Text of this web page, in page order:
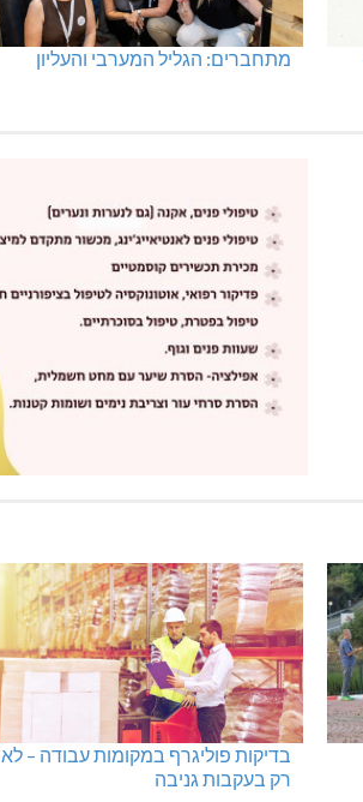
מתחברים: הגליל המערבי והעליון
בדיקות פוליגרף במקומות עבודה – לא
רק בעקבות גניבה